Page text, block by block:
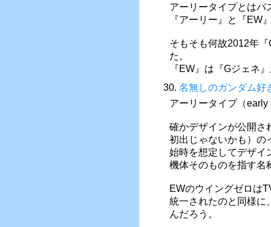
アーリータイプとはバ
『アーリー』と『EW
そもそも何故2012年
た。
『EW』は『Gジェネ
30. 名無しのガンダム好
アーリータイプ（
確かデザインが公開さ
初出じゃないかも）の
始時を想定してデザイ
機体そのものを指す名
EWのウイングゼロは
統一されたのと同様に
んだろう。